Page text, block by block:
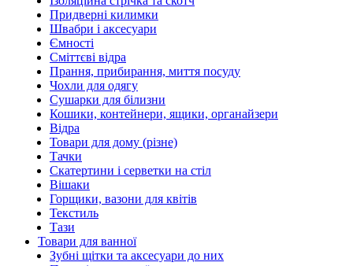
Придверні килимки
Швабри і аксесуари
Ємності
Сміттєві відра
Прання, прибирання, миття посуду
Чохли для одягу
Сушарки для білизни
Кошики, контейнери, ящики, органайзери
Відра
Товари для дому (різне)
Тачки
Скатертини і серветки на стіл
Вішаки
Горщики, вазони для квітів
Текстиль
Тази
Товари для ванної
Зубні щітки та аксесуари до них